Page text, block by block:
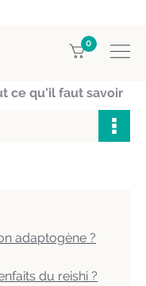
0
ce qu'il faut savoir
adaptogène ?
du reishi ?